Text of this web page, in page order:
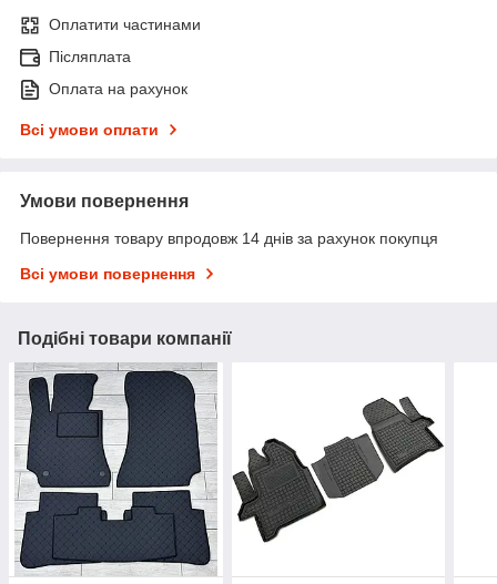
Оплатити частинами
Післяплата
Оплата на рахунок
Всі умови оплати
Умови повернення
Повернення товару впродовж 14 днів за рахунок покупця
Всі умови повернення
Подібні товари компанії